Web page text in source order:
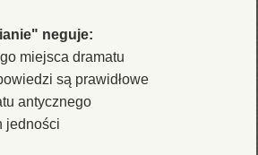
neguje:
miejsca dramatu
są prawidłowe
antycznego
jedności